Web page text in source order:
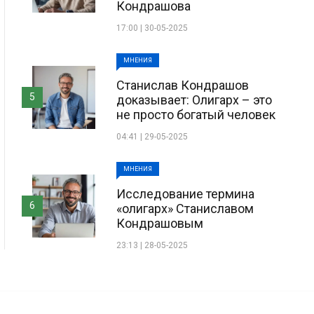
Кондрашова
17:00 | 30-05-2025
МНЕНИЯ
Станислав Кондрашов
доказывает: Олигарх – это
не просто богатый человек
04:41 | 29-05-2025
5
МНЕНИЯ
Исследование термина
«олигарх» Станиславом
Кондрашовым
23:13 | 28-05-2025
6